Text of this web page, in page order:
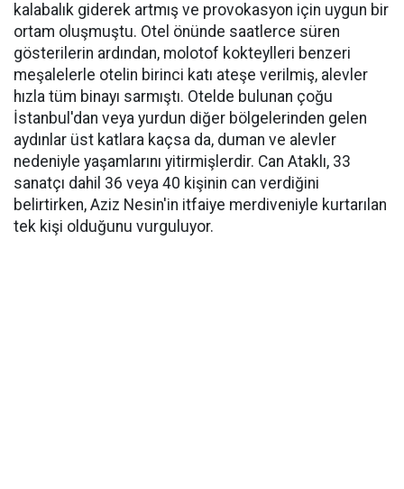
kalabalık giderek artmış ve provokasyon için uygun bir
ortam oluşmuştu. Otel önünde saatlerce süren
gösterilerin ardından, molotof kokteylleri benzeri
meşalelerle otelin birinci katı ateşe verilmiş, alevler
hızla tüm binayı sarmıştı. Otelde bulunan çoğu
İstanbul'dan veya yurdun diğer bölgelerinden gelen
aydınlar üst katlara kaçsa da, duman ve alevler
nedeniyle yaşamlarını yitirmişlerdir. Can Ataklı, 33
sanatçı dahil 36 veya 40 kişinin can verdiğini
belirtirken, Aziz Nesin'in itfaiye merdiveniyle kurtarılan
tek kişi olduğunu vurguluyor.